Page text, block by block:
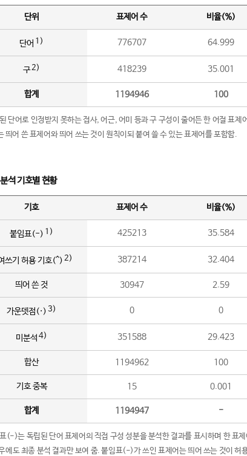
단위 표제어 수 비율(%)
단어 1) 776707 64.999
구2) 418239 35.001
합계 1194946 100
단어로 인정받지 못하는 접사, 어근, 어미 등과 구 구성이 줄어든 한 어절 표제
띄어 쓴 표제어와 띄어 쓰는 것이 원칙이되 붙여 쓸 수 있는 표제어를 포함함.
석 기호별 현황
기호 표제어 수 비율(%)
붙임표(-) 1) 425213 35.584
쓰기 허용 기호(^) 2) 387214 32.404
띄어 쓴 것 30947 2.59
가운뎃점(·) 3) 0 0
미분석 4) 351588 29.423
합산 1194962 100
기호 중복 15 0.001
합계 1194947 -
(-)는 독립된 단어 표제어의 직접 구성 성분을 분석한 결과를 표시하며 한 표
에도 최종 분석 결과만 보여 줌. 붙임표(-)가 쓰인 표제어는 띄어 쓰는 것이